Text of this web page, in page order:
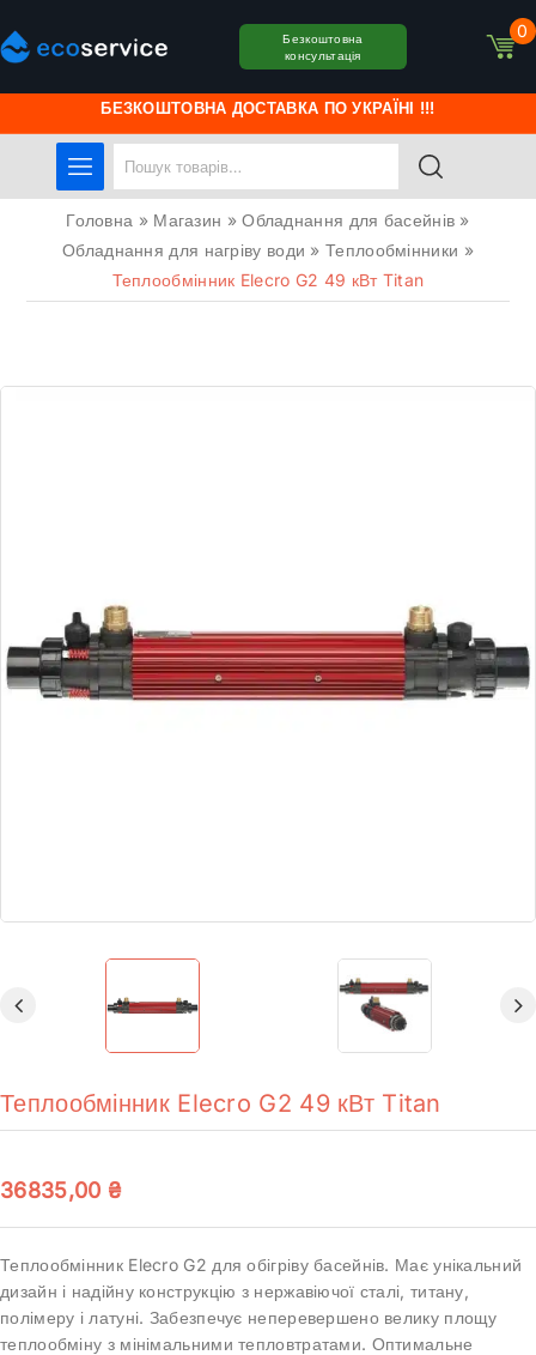
БЕЗКОШТОВНА ДОСТАВКА ПО УКРАЇНІ !!!
Безкоштовна
консультація
0
Головна » Магазин »Обладнання для басейнів »
Обладнання для нагріву води »Теплообмінники »
Теплообмінник Elecro G2 49 кВт Titan
Теплообмінник Elecro G2 49 кВт Titan
36835,00 ₴
Теплообмінник Elecro G2 для обігріву басейнів. Має унікальний
дизайн і надійну конструкцію з нержавіючої сталі, титану,
полімеру і латуні. Забезпечує неперевершено велику площу
теплообміну з мінімальними тепловтратами. Оптимальне